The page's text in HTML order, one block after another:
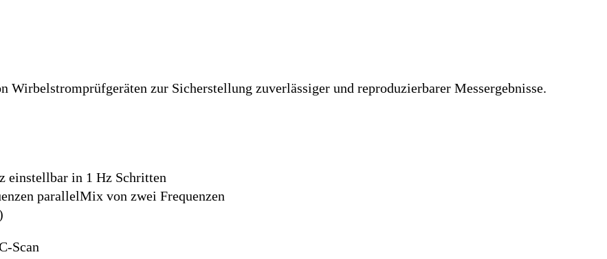
zur Sicherstellung zuverlässiger und reproduzierbarer Messergebnisse.
einstellbar in 1 Hz Schritten
parallelMix von zwei Frequenzen
Scan